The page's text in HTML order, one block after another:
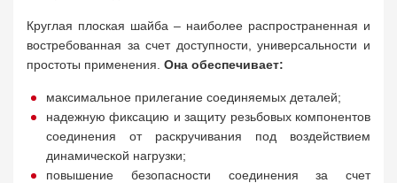
Круглая плоская шайба – наиболее распространенная и
востребованная за счет доступности, универсальности и
простоты применения. Она обеспечивает:
максимальное прилегание соединяемых деталей;
надежную фиксацию и защиту резьбовых компонентов
соединения от раскручивания под воздействием
динамической нагрузки;
повышение безопасности соединения за счет